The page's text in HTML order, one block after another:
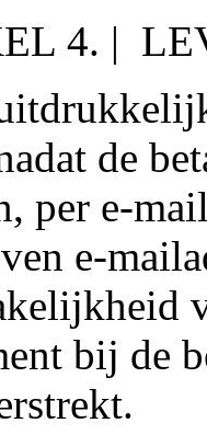
4. |
de
per e-
e-
bij de